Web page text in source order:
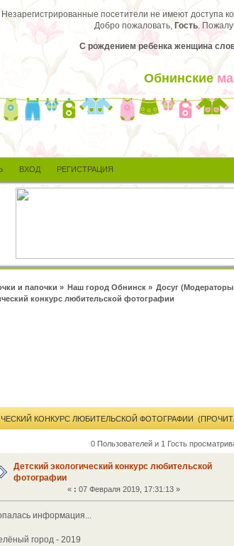
Незарегистрированные посетители не имеют доступа
Добро пожаловать, Гость.
С рождением ребенка женщина
Обнинские
ВХОД РЕГИСТРАЦИЯ
и папочки » Наш город Обнинск» Досуг
конкурс любительской фотографии
КОНКУРС ЛЮБИТЕЛЬСКОЙ ФОТОГРАФИИ
0 Пользователей и 1 Гость
Детский экологический конкурс любительской
фотографии
« : 07 Февраля 2019, 17:31:13 »
информация...
город - 2019